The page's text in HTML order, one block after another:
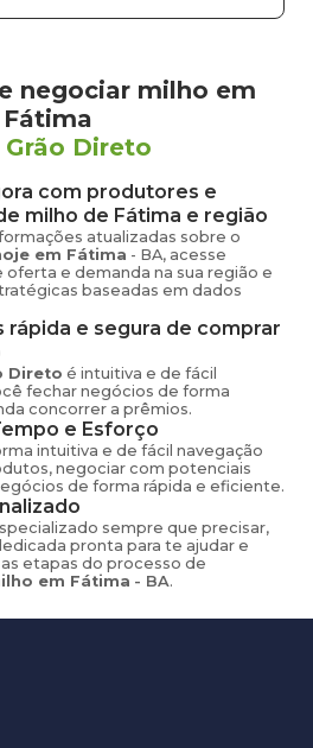
negociar milho em
Fátima
Grão Direto
com produtores e
milho de Fátima e região
atualizadas sobre o
em Fátima - BA, acesse
e demanda na sua região e
baseadas em dados
rápida e segura de comprar
Direto é intuitiva e de fácil
fechar negócios de forma
concorrer a prêmios.
e Esforço
intuitiva e de fácil navegação
negociar com potenciais
de forma rápida e eficiente.
sempre que precisar,
pronta para te ajudar e
etapas do processo de
em Fátima - BA.